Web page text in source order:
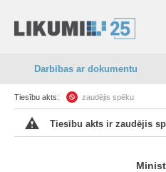
Darbības ar dokumentu
Tiesību akts: zaudējis spēku
Tiesību akts ir zaudējis